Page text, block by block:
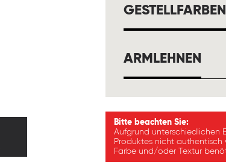
GESTELLFARBEN
ARMLEHNEN
Bitte beachten Sie:
Aufgrund unterschiedlichen
Produktes nicht authentisch
Farbe und/oder Textur